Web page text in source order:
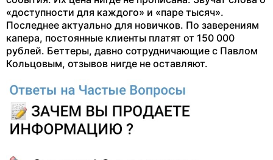
«доступности для каждого» и «паре тысяч».
Последнее актуально для новичков. По заверениям
капера, постоянные клиенты платят от 150 000
рублей. Беттеры, давно сотрудничающие с Павлом
Кольцовым, отзывов нигде не оставляют.